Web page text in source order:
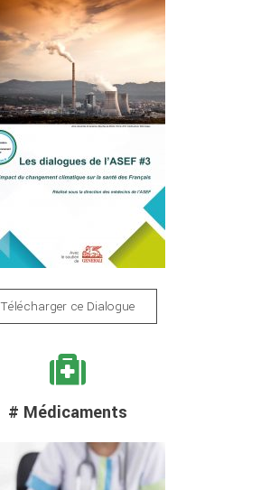
Télécharger ce Dialogue
# Médicaments